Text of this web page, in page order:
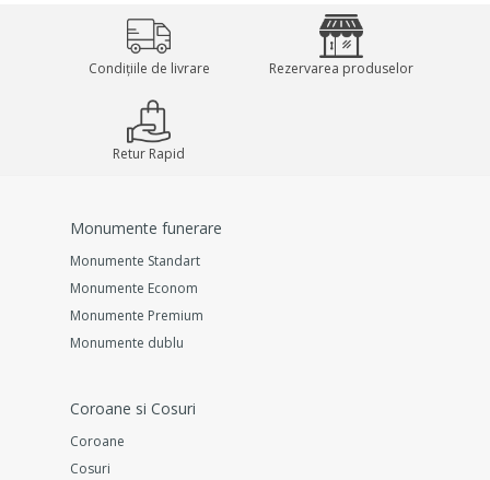
Condițiile de livrare Rezervarea produselor
Retur Rapid
Monumente funerare
Monumente Standart
Monumente Econom
Monumente Premium
Monumente dublu
Coroane si Cosuri
Coroane
Cosuri